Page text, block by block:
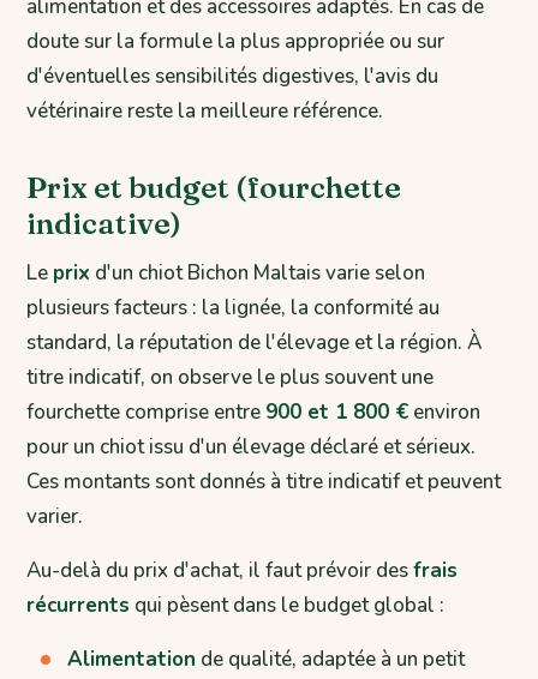
alimentation et des accessoires adaptés. En cas de
doute sur la formule la plus appropriée ou sur
d'éventuelles sensibilités digestives, l'avis du
vétérinaire reste la meilleure référence.
Prix et budget (fourchette
indicative)
Le prix d'un chiot Bichon Maltais varie selon
plusieurs facteurs : la lignée, la conformité au
standard, la réputation de l'élevage et la région. À
titre indicatif, on observe le plus souvent une
fourchette comprise entre 900 et 1 800 € environ
pour un chiot issu d'un élevage déclaré et sérieux.
Ces montants sont donnés à titre indicatif et peuvent
varier.
Au-delà du prix d'achat, il faut prévoir desfrais
récurrents qui pèsent dans le budget global :
Alimentation de qualité, adaptée à un petit